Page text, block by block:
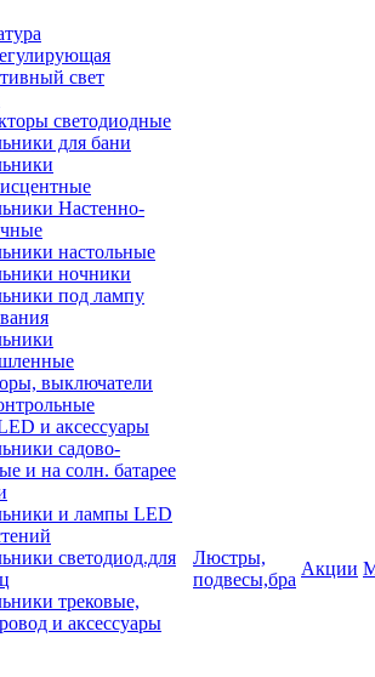
свет
светодиодные
для бани
Настенно-
настольные
ночники
под лампу
выключатели
и аксессуары
садово-
и на солн. батарее
и лампы LED
светодиод.для
трековые,
и аксессуары
Люстры,
подвесы,бра
Акции